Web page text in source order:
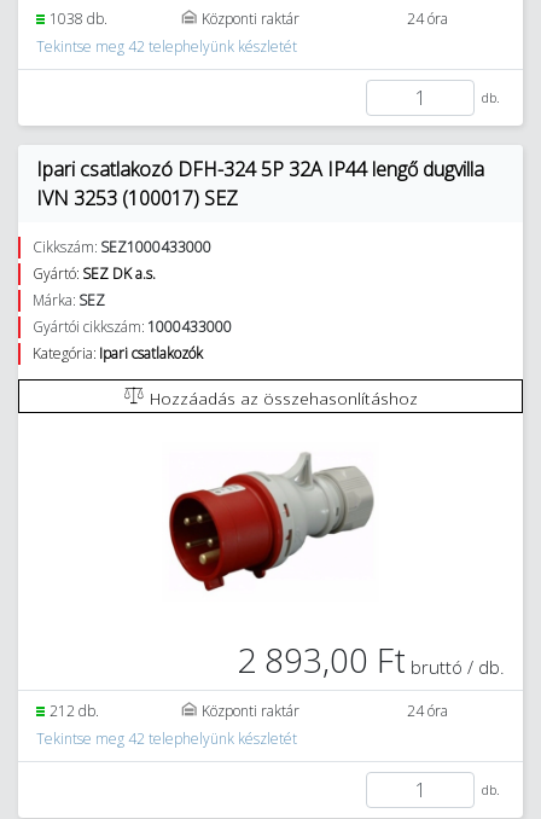
1038 db. Központi raktár
24 óra
Tekintse meg 42 telephelyünk készletét
db.
Ipari csatlakozó DFH-324 5P 32A IP44 lengő dugvilla
IVN 3253 (100017) SEZ
Cikkszám: SEZ1000433000
Gyártó: SEZ DK a.s.
Márka: SEZ
Gyártói cikkszám: 1000433000
Kategória: Ipari csatlakozók
Hozzáadás az összehasonlításhoz
2 893,00 Ft bruttó / db.
212 db. Központi raktár
24 óra
Tekintse meg 42 telephelyünk készletét
db.